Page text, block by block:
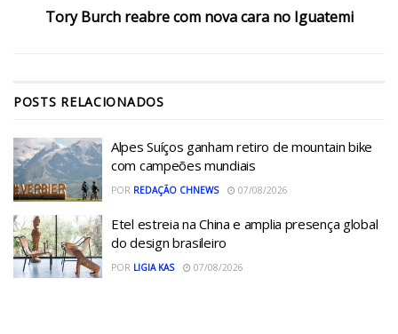
Tory Burch reabre com nova cara no Iguatemi
POSTS RELACIONADOS
Alpes Suíços ganham retiro de mountain bike
com campeões mundiais
POR REDAÇÃO CHNEWS 07/08/2026
Etel estreia na China e amplia presença global
do design brasileiro
POR LIGIA KAS 07/08/2026